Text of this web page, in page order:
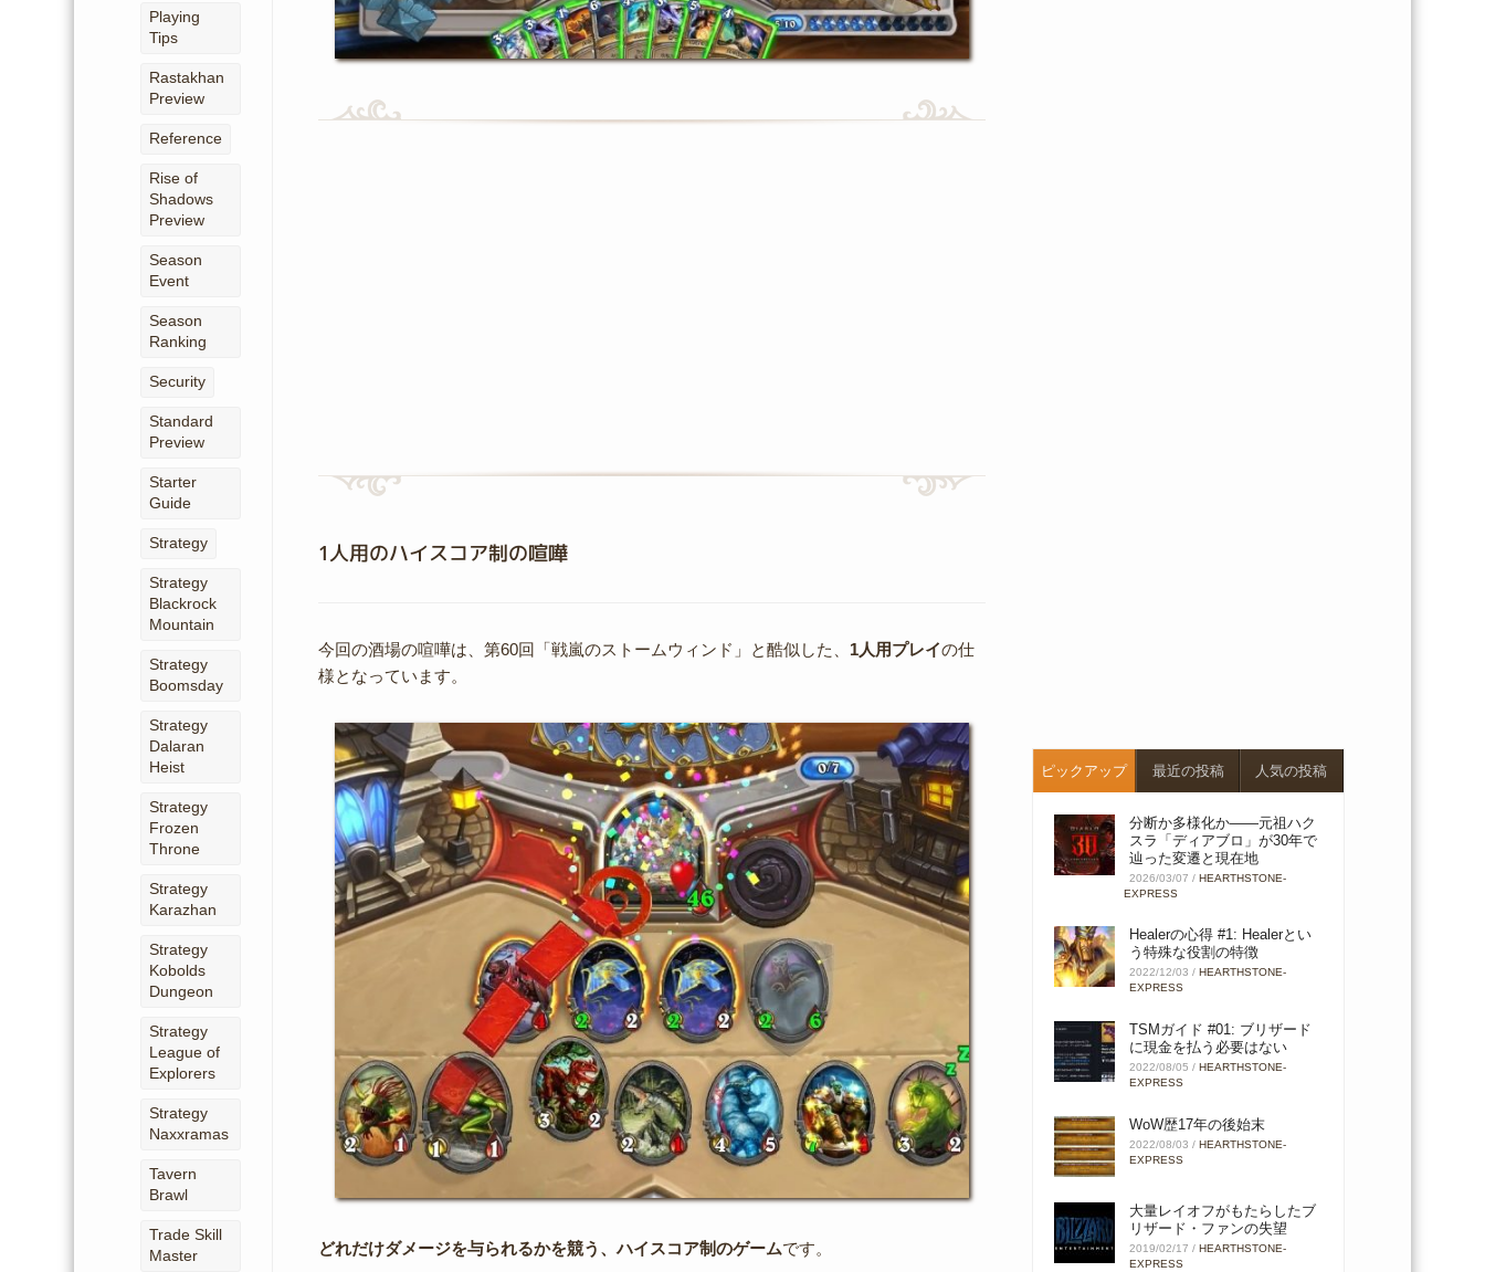
1人用のハイスコア制の喧嘩
今回の酒場の喧嘩は、第60回「戦嵐のストームウィンド」と酷似した、 1人用プレイの仕
様となっています。
どれだけダメージを与られるかを競う、ハイスコア制のゲームです。
ピックアップ 最近の投稿 人気の投稿
分断か多様化か――元祖ハク
スラ「ディアブロ」が30年で
辿った変遷と現在地
2026/03/07 /HEARTHSTONE-
EXPRESS
Healerの心得 #1: Healerとい
う特殊な役割の特徴
2022/12/03 / HEARTHSTONE-
EXPRESS
TSMガイド #01: ブリザード
に現金を払う必要はない
2022/08/05 /HEARTHSTONE-
EXPRESS
WoW歴17年の後始末
2022/08/03 /HEARTHSTONE-
EXPRESS
大量レイオフがもたらしたブ
リザード・ファンの失望
2019/02/17 /HEARTHSTONE-
EXPRESS
Playing
Tips
Rastakhan
Preview
Reference
Rise of
Shadows
Preview
Season
Event
Season
Ranking
Security
Standard
Preview
Starter
Guide
Strategy
Strategy
Blackrock
Mountain
Strategy
Boomsday
Strategy
Dalaran
Heist
Strategy
Frozen
Throne
Strategy
Karazhan
Strategy
Kobolds
Dungeon
Strategy
League of
Explorers
Strategy
Naxxramas
Tavern
Brawl
Trade Skill
Master